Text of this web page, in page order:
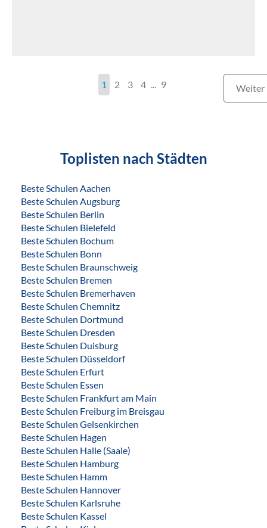
1 2 3 4 9 Weiter
Toplisten nach Städten
Beste Schulen Aachen
Beste Schulen Augsburg
Beste Schulen Berlin
Beste Schulen Bielefeld
Beste Schulen Bochum
Beste Schulen Bonn
Beste Schulen Braunschweig
Beste Schulen Bremen
Beste Schulen Bremerhaven
Beste Schulen Chemnitz
Beste Schulen Dortmund
Beste Schulen Dresden
Beste Schulen Duisburg
Beste Schulen Düsseldorf
Beste Schulen Erfurt
Beste Schulen Essen
Beste Schulen Frankfurt am Main
Beste Schulen Freiburg im Breisgau
Beste Schulen Gelsenkirchen
Beste Schulen Hagen
Beste Schulen Halle (Saale)
Beste Schulen Hamburg
Beste Schulen Hamm
Beste Schulen Hannover
Beste Schulen Karlsruhe
Beste Schulen Kassel